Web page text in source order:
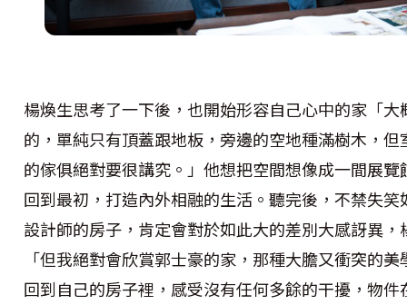
楊煥生思考了一下後，也開始形容自己心中的家「大
的，單純只有頂蓋跟地板，旁邊的空地種滿樹木，但
的傢俱絕對要很講究。」他想把空間想像成一間展覽
回到最初，打造內外相融的生活。聽完後，不禁失笑
設計師的房子，肯定會對於如此大的差別大感訝異，
「但我絕對會欣賞郭士豪的家，那種大膽又衝突的
回到自己的房子裡，感受沒有任何多餘的干擾，物件